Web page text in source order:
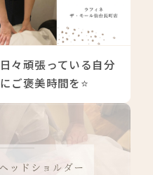
日々頑張っている自分
にご褒美時間を⭐